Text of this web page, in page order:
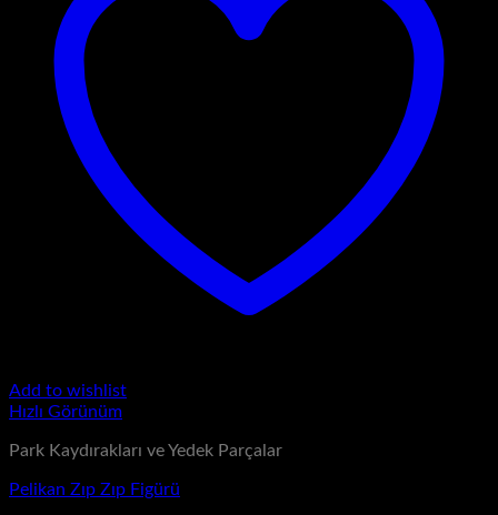
Add to wishlist
Hızlı Görünüm
Park Kaydırakları ve Yedek Parçalar
Pelikan Zıp Zıp Figürü